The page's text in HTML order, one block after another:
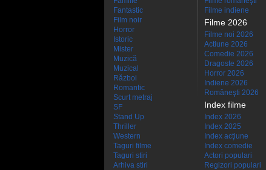
Fantastic
Film noir
Horror
Istoric
Mister
Muzică
Muzical
Război
Romantic
Scurt metraj
SF
Stand Up
Thriller
Western
Taguri filme
Taguri stiri
Arhiva stiri
Filme indiene
Filme 2026
Filme noi 2026
Actiune 2026
Comedie 2026
Dragoste 2026
Horror 2026
Indiene 2026
Româneşti 2026
Index filme
Index 2026
Index 2025
Index acţiune
Index comedie
Actori populari
Regizori populari